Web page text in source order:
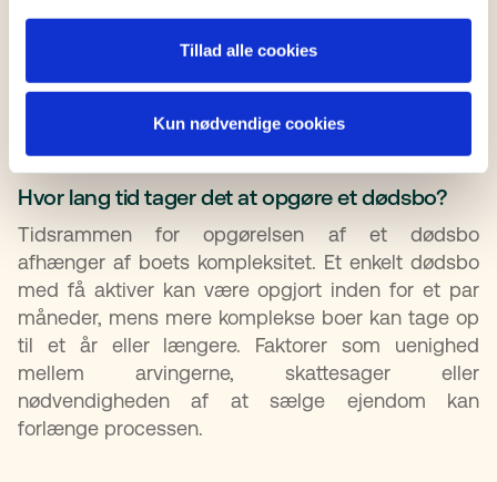
Tillad alle cookies
Kun nødvendige cookies
Den færdige boopgørelse skal derefter indsendes
dødsbobehandlingen
kan afsluttes i
overensstemmelse med lovgivningen.
Hvor lang tid tager det at opgøre et dødsbo?
Tidsrammen for opgørelsen af et dødsbo
afhænger af boets kompleksitet. Et enkelt dødsbo
med få aktiver kan være opgjort inden for et par
måneder, mens mere komplekse boer kan tage op
til et år eller længere. Faktorer som uenighed
mellem arvingerne, skattesager eller
nødvendigheden af at sælge ejendom kan
forlænge processen.